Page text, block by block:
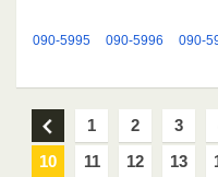
090-5995 090-5996 090-
前 1 2 3
10
11 12 13